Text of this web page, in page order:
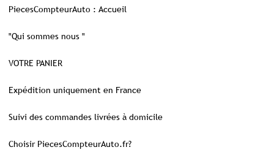
PiecesCompteurAuto : Accueil
"Qui sommes nous "
VOTRE PANIER
Expédition uniquement en France
Suivi des commandes livrées à domicile
Choisir PiecesCompteurAuto.fr?